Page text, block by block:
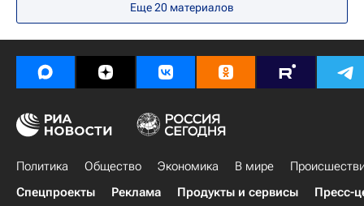
Еще20 материалов
Политика Общество Экономика В мире
Спецпроекты
Реклама Продукты и сервисы Пресс-